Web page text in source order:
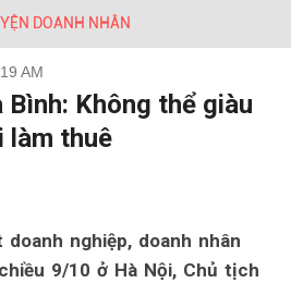
DOANH NHÂN
AM
Bình: Không thể giàu
làm thuê
nghiệp, doanh nhân
9/10 ở Hà Nội, Chủ tịch